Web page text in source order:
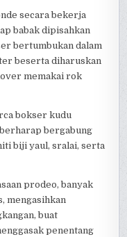
secara bekerja
babak dipisahkan
bertumbukan dalam
beserta diharuskan
memakai rok
bokser kudu
bergabung
biji yaul, sralai, serta
prodeo, banyak
mengasihkan
buat
penentang